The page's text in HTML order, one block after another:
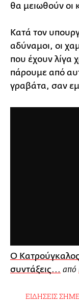
θα μειωθούν οι
Κατά τον
αδύναμοι, οι
που έχουν λίγα
πάρουμε από
γραβάτα, σαν
Ο Κατρούγκαλος
συντάξεις... από
ΕΙΔΗΣΕΙΣ